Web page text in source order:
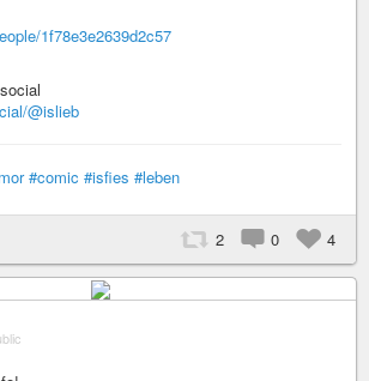
1f78e3e2639d2c57
@islieb
#comic #isfies #leben
2 0 4